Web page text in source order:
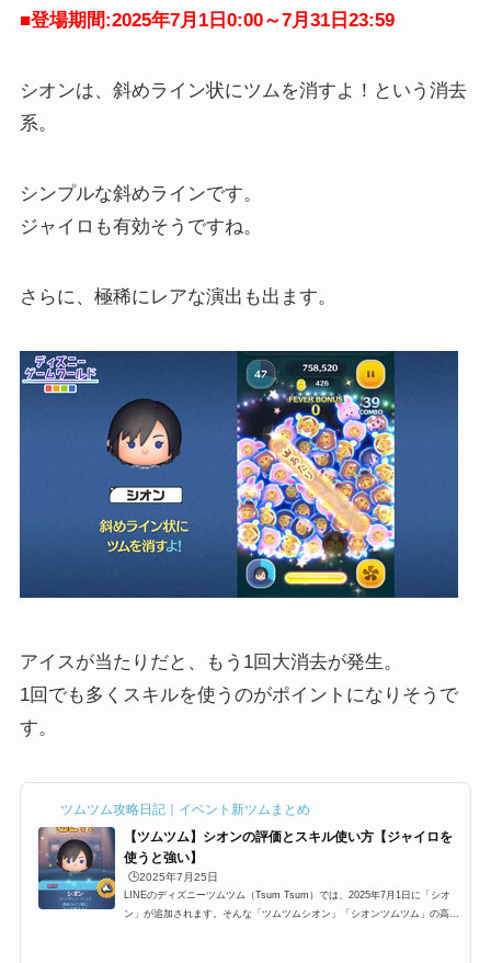
■登場期間:2025年7月1日0:00～7月31日23:59
シオンは、斜めライン状にツムを消すよ！という消去
系。
シンプルな斜めラインです。
ジャイロも有効そうですね。
さらに、極稀にレアな演出も出ます。
アイスが当たりだと、もう1回大消去が発生。
1回でも多くスキルを使うのがポイントになりそうで
す。
ツムツム攻略日記｜イベント新ツムまとめ
【ツムツム】シオンの評価とスキル使い方【ジャイロを
使うと強い】
🕒️2025年7月25日
LINEのディズニーツムツム（Tsum Tsum）では、2025年7月1日に「シオ
ン」が追加されます。そんな「ツムツムシオン」「シオンツムツム」の高得